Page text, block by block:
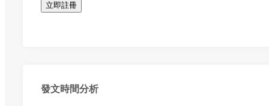
立即註冊
發文時間分析